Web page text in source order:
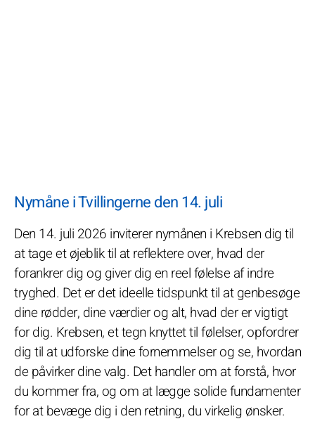
Nymåne i Tvillingerne den 14. juli
Den 14. juli 2026 inviterer nymånen i Krebsen dig til
at tage et øjeblik til at reflektere over, hvad der
forankrer dig og giver dig en reel følelse af indre
tryghed. Det er det ideelle tidspunkt til at genbesøge
dine rødder, dine værdier og alt, hvad der er vigtigt
for dig. Krebsen, et tegn knyttet til følelser, opfordrer
dig til at udforske dine fornemmelser og se, hvordan
de påvirker dine valg. Det handler om at forstå, hvor
du kommer fra, og om at lægge solide fundamenter
for at bevæge dig i den retning, du virkelig ønsker.